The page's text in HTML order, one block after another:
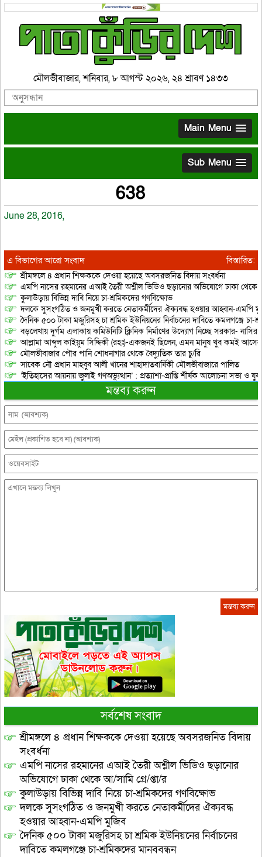
মৌলভীবাজার, শনিবার, ৮ আগস্ট ২০২৬, ২৪ শ্রাবণ ১৪৩৩
Main Menu
Sub Menu
638
June 28, 2016,
এ বিভাগের আরো সংবাদ বিস্তারিত:
শ্রীমঙ্গলে ৪ প্রধান শিক্ষককে দেওয়া হয়েছে অবসরজনিত বিদায় সংবর্ধনা
এমপি নাসের রহমানের এআই তৈরী অশ্লীল ভিডিও ছড়ানোর অভিযোগে ঢাকা থেকে
কুলাউড়ায় বিভিন্ন দাবি নিয়ে চা-শ্রমিকদের গণবিক্ষোভ
দলকে সুসংগঠিত ও জনমুখী করতে নেতাকর্মীদের ঐক্যবদ্ধ হওয়ার আহ্বান-এমপি
দৈনিক ৫০০ টাকা মজুরিসহ চা শ্রমিক ইউনিয়নের নির্বাচনের দাবিতে কমলগঞ্জে চা-
বড়লেখায় দুর্গম এলাকায় কমিউনিটি ক্লিনিক নির্মাণের উদ্যোগ নিচ্ছে সরকার-
আল্লামা আব্দুল কাইয়ুম সিদ্দিকী (রহঃ)-একজনই ছিলেন, এমন মানুষ খুব কমই আসেন
মৌলভীবাজার পৌর পানি শোধনাগার থেকে বৈদ্যুতিক তার চু/রি
সাবেক নৌ প্রধান মাহবুব আলী খানের শাহাদাতবার্ষিকী মৌলভীবাজারে পালিত
‘ইতিহাসের আয়নায় জুলাই গণঅভ্যুত্থান’ : প্রত্যাশা-প্রাপ্তি শীর্ষক আলোচনা সভা ও
মন্তব্য করুন
সর্বশেষ সংবাদ
শ্রীমঙ্গলে ৪ প্রধান শিক্ষককে দেওয়া হয়েছে অবসরজনিত বিদায়
সংবর্ধনা
এমপি নাসের রহমানের এআই তৈরী অশ্লীল ভিডিও ছড়ানোর
অভিযোগে ঢাকা থেকে আ/সামি গ্রে/প্তা/র
কুলাউড়ায় বিভিন্ন দাবি নিয়ে চা-শ্রমিকদের গণবিক্ষোভ
দলকে সুসংগঠিত ও জনমুখী করতে নেতাকর্মীদের ঐক্যবদ্ধ
হওয়ার আহ্বান-এমপি মুজিব
দৈনিক ৫০০ টাকা মজুরিসহ চা শ্রমিক ইউনিয়নের নির্বাচনের
দাবিতে কমলগঞ্জে চা-শ্রমিকদের মানববন্ধন